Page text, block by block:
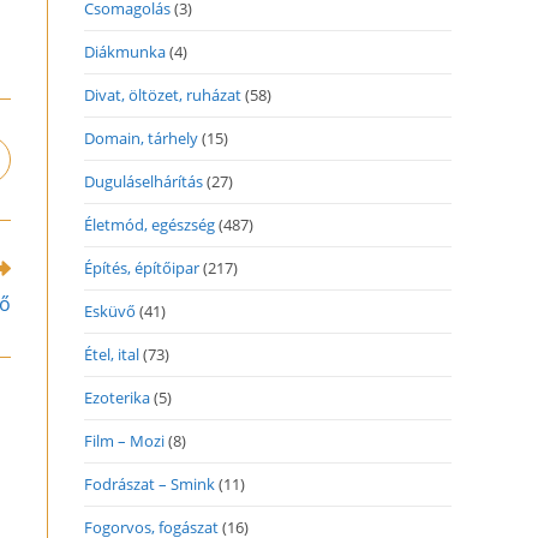
Csomagolás(3)
Diákmunka(4)
Divat, öltözet, ruházat(58)
Domain, tárhely(15)
Duguláselhárítás(27)
Életmód, egészség(487)
Építés, építőipar(217)
Esküvő (41)
Étel, ital(73)
Ezoterika(5)
Film – Mozi(8)
Fodrászat – Smink(11)
Fogorvos, fogászat(16)